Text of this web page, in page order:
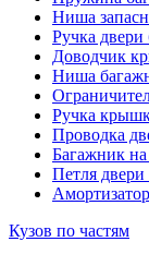
Ниша
Ручка двери
Доводчик
Ниша
Ручка
Проводка
Багажник
Петля двери
Кузов по частям